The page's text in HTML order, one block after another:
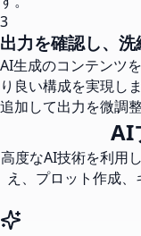
3
出力を確認し、洗
AI生成のコンテンツ
り良い構成を実現し
追加して出力を微調
AI
高度なAI技術を利用
え、プロット作成